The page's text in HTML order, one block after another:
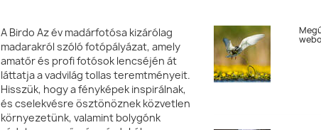
A Birdo Az év madárfotósa kizárólag
madarakról szóló fotópályázat, amely
amatőr és profi fotósok lencséjén át
láttatja a vadvilág tollas teremtményeit.
Hisszük, hogy a fényképek inspirálnak,
és cselekvésre ösztönöznek közvetlen
környezetünk, valamint bolygónk